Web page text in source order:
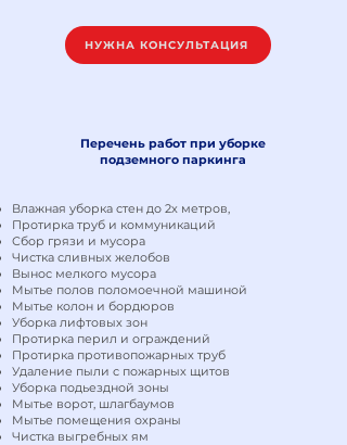
НУЖНА КОНСУЛЬТАЦИЯ
Перечень работ при уборке
подземного паркинга
Влажная уборка стен до 2х метров,
Протирка труб и коммуникаций
Сбор грязи и мусора
Чистка сливных желобов
Вынос мелкого мусора
Мытье полов поломоечной машиной
Мытье колон и бордюров
Уборка лифтовых зон
Протирка перил и ограждений
Протирка противопожарных труб
Удаление пыли с пожарных щитов
Уборка подьездной зоны
Мытье ворот, шлагбаумов
Мытье помещения охраны
Чистка выгребных ям